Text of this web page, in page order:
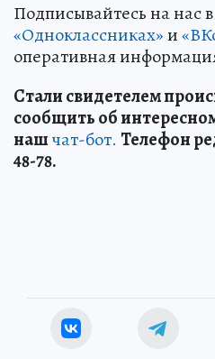
Подписывайтесь на нас в
«Одноклассниках»и
оперативная
Стали свидетелем
сообщить об
нашчат-бот. Телефон
48-78.